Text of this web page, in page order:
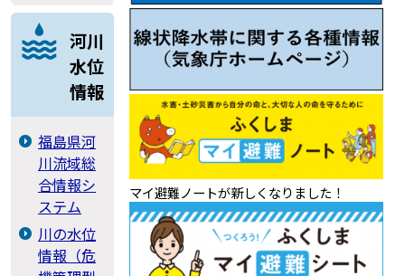
河川
水位
情報
福島県河
川流域総
合情報シ
ステム
川の水位
情報（危
マイ避難ノートが新しくなりました！